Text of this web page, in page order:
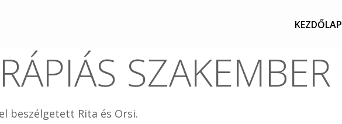
KEZDŐLAP
JÓL? SEGÍT A
SZAKEMBER
beszélgetett Rita és Orsi.